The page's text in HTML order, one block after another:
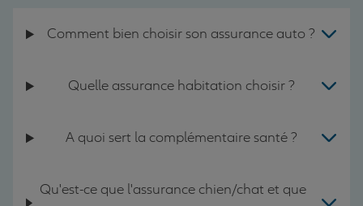
Comment bien choisir son assurance auto ?
Quelle assurance habitation choisir ?
A quoi sert la complémentaire santé ?
Qu'est-ce que l'assurance chien/chat et que